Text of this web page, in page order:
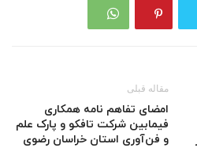
مقاله قبلی
امضای تفاهم نامه‌ همکاری
فیمابین شرکت تافکو و پارک علم
و فن‌آوری استان خراسان رضوی